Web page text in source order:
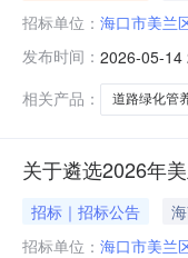
招标单位： 海口市美兰
发布时间： 2026-05-14
相关产品：
道路绿化管
关于遴选2026年
招标｜招标公告
招标单位： 海口市美兰